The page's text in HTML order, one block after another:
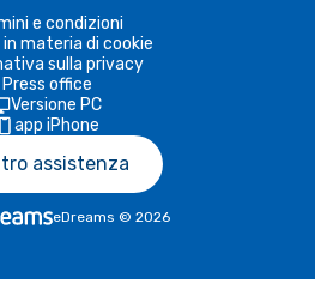
e condizioni
materia di cookie
sulla privacy
Press office
Versione PC
app iPhone
assistenza
eDreams © 2026